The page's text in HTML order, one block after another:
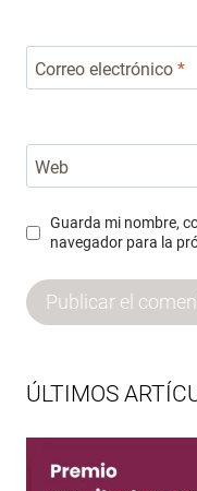
Correo electrónico *
Web
Guarda mi nombre,
navegador para la
ÚLTIMOS